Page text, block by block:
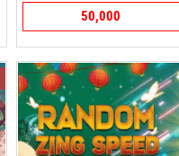
50,000